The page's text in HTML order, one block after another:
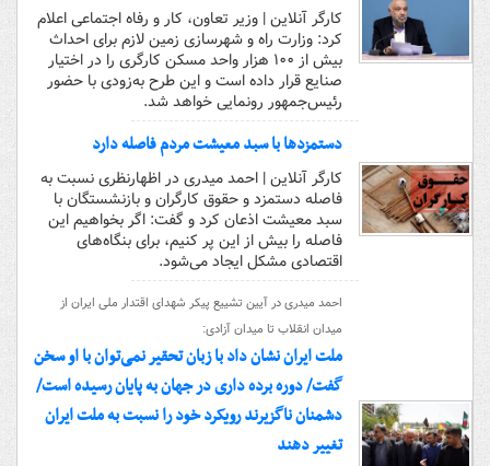
کارگر آنلاین | وزیر تعاون، کار و رفاه اجتماعی اعلام
کرد: وزارت راه و شهرسازی زمین لازم برای احداث
بیش از ۱۰۰ هزار واحد مسکن کارگری را در اختیار
صنایع قرار داده است و این طرح به‌زودی با حضور
رئیس‌جمهور رونمایی خواهد شد.
دستمزدها با سبد معیشت مردم فاصله دارد
کارگر آنلاین | احمد میدری در اظهارنظری نسبت به
فاصله دستمزد و حقوق کارگران و بازنشستگان با
سبد معیشت اذعان کرد و گفت: اگر بخواهیم این
فاصله را بیش از این پر کنیم، برای بنگاه‌های
اقتصادی مشکل ایجاد می‌شود.
احمد میدری در آیین تشییع پیکر شهدای اقتدار ملی ایران از
میدان انقلاب تا میدان آزادی:
ملت ایران نشان داد با زبان تحقیر نمی‌توان با او سخن
گفت/ دوره برده‌ داری در جهان به پایان رسیده است/
دشمنان ناگزیرند رویکرد خود را نسبت به ملت ایران
تغییر دهند